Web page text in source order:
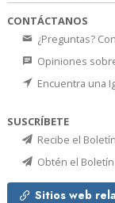
CONTÁCTANOS
¿Preguntas?
Opiniones
Encuentra una
SUSCRÍBETE
Recibe el
Obtén el
Sitios web